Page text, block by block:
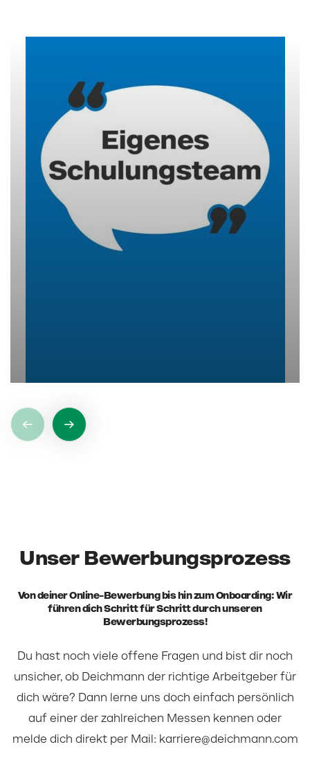
Unser Bewerbungsprozess
Von deiner Online-Bewerbung bis hin zum Onboarding: Wir
führen dich Schritt für Schritt durch unseren
Bewerbungsprozess!
Du hast noch viele offene Fragen und bist dir noch
unsicher, ob Deichmann der richtige Arbeitgeber für
dich wäre? Dann lerne uns doch einfach persönlich
auf einer der zahlreichen Messen kennen oder
melde dich direkt per Mail: karriere@deichmann.com